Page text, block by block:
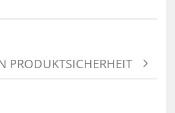
PRODUKTSICHERHEIT